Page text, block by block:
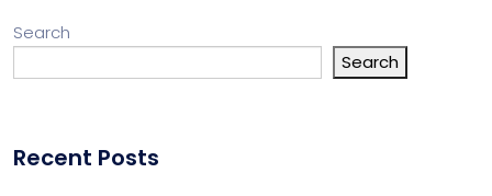
Search
Search
Recent Posts